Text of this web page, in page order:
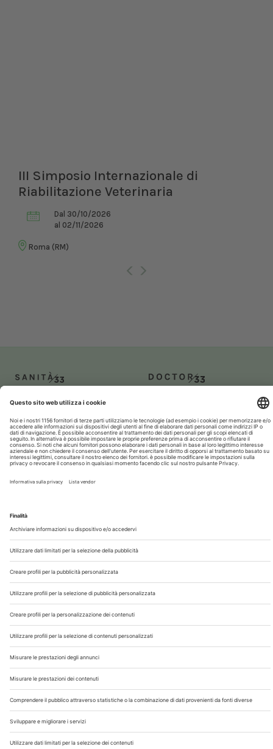
III Simposio Internazionale di
Riabilitazione Veterinaria
Dal 30/10/2026
al 02/11/2026
Roma (RM)
Chi Siamo
Contatti
Note Legali
Privacy